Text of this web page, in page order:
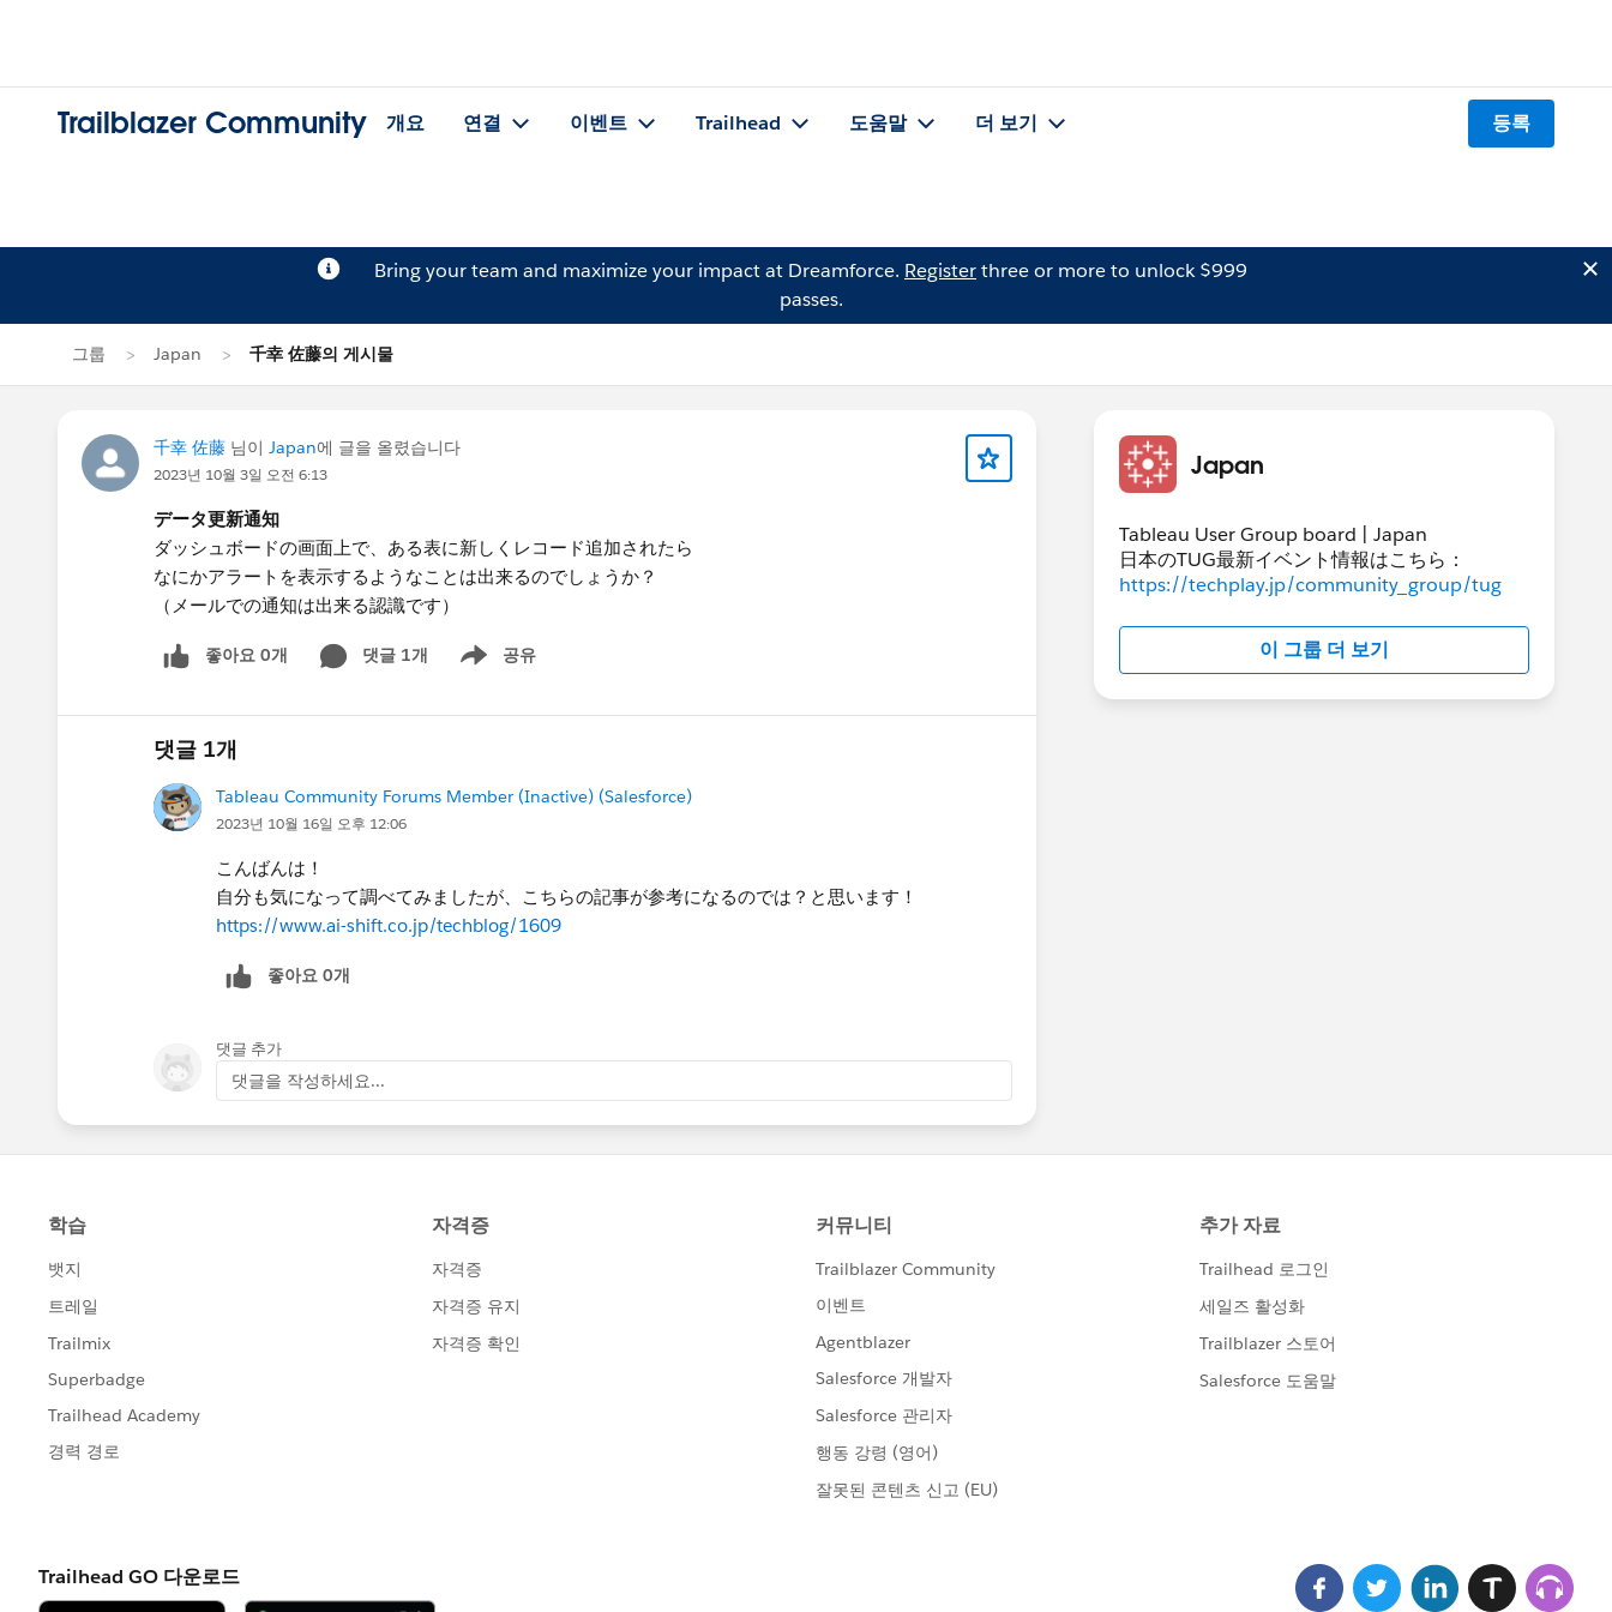
Trailblazer Community 개요 연결 이벤트 Trailhead 도움말 더 보기 등록
Bring your team and maximize your impact at Dreamforce. Registerthree or more to unlock $999
passes.
그룹 Japan 千幸 佐藤의 게시물
千幸 佐藤 님이 Japan에 글을 올렸습니다
2023년 10월 3일 오전 6:13
データ更新通知
ダッシュボードの画面上で、ある表に新しくレコード追加されたら
なにかアラートを表示するようなことは出来るのでしょうか？
（メールでの通知は出来る認識です）
좋아요 0개 댓글 1개 공유
Show menu
댓글 1개
Tableau Community Forums Member (Inactive) (Salesforce)
2023년 10월 16일 오후 12:06
こんばんは！
自分も気になって調べてみましたが、こちらの記事が参考になるのでは？と思います！
https://www.ai-shift.co.jp/techblog/1609
좋아요 0개
댓글 추가
댓글을 작성하세요...
Japan
Tableau User Group board | Japan
日本のTUG最新イベント情報はこちら：
https://techplay.jp/community_group/tug
이 그룹 더 보기